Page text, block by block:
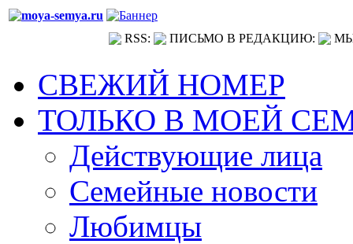
RSS: ПИСЬМО В РЕДАКЦИЮ:
СВЕЖИЙ НОМЕР
ТОЛЬКО В МОЕЙ
Действующие лица
Семейные новости
Любимцы